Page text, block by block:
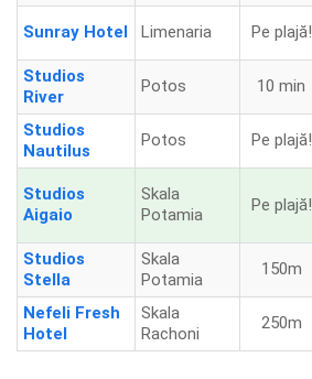
Sunray Hotel Limenaria Pe plajă!
Studios
River
Potos 10 min
Studios
Nautilus
Potos Pe plajă!
Studios
Aigaio
Skala
Potamia
Pe plajă!
Studios
Stella
Skala
Potamia
150m
Nefeli Fresh
Hotel
Skala
Rachoni
250m